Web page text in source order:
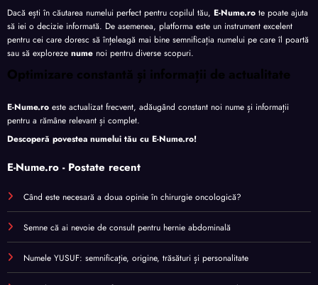
Dacă ești în căutarea numelui perfect pentru copilul tău, E-Nume.ro te poate ajuta
să iei o decizie informată. De asemenea, platforma este un instrument excelent
pentru cei care doresc să înțeleagă mai bine semnificația numelui pe care îl poartă
sau să exploreze nume noi pentru diverse scopuri.
Optimizare constantă și informații de actualitate
E-Nume.ro este actualizat frecvent, adăugând constant noi nume și informații
pentru a rămâne relevant și complet.
Descoperă povestea numelui tău cu E-Nume.ro!
E-Nume.ro - Postate recent
Când este necesară a doua opinie în chirurgie oncologică?
Semne că ai nevoie de consult pentru hernie abdominală
Numele YUSUF: semnificație, origine, trăsături și personalitate